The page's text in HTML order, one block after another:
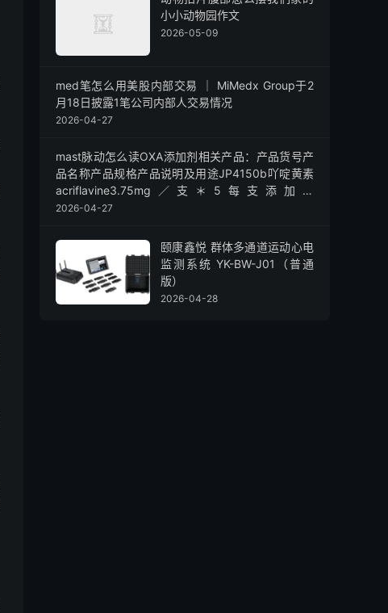
小小动物园作文
2026-05-09
med笔怎么用美股内部交易 ｜ MiMedx Group于2
月18日披露1笔公司内部人交易情况
2026-04-27
mast脉动怎么读OXA添加剂相关产品：产品货号产
品名称产品规格产品说明及用途JP4150b吖啶黄素
acriflavine3.75mg／支＊5每支添加于
225mlJP4150中JP4150c放线菌酮
225mlJP4186中JP4155李氏菌选择性培养基基础
(M
2026-04-27
颐康鑫悦 群体多通道运动心电
监测系统 YK-BW-J01（普通
版）
2026-04-28